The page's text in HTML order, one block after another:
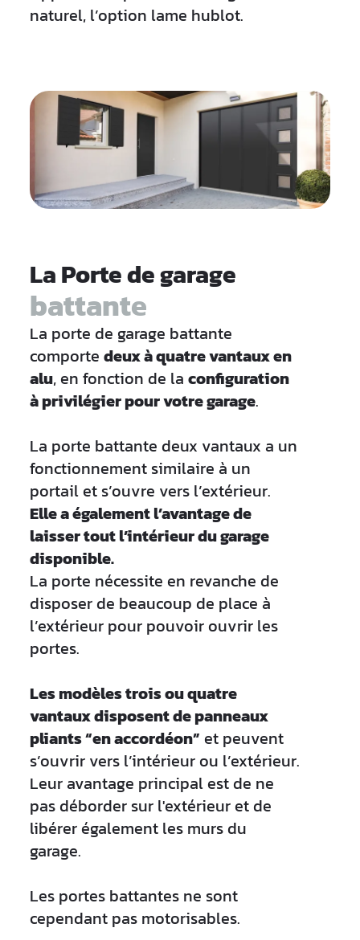
naturel, l’option lame hublot.
La Porte de garage
battante
La porte de garage battante
comporte deux à quatre vantaux en
alu, en fonction de la configuration
à privilégier pour votre garage.
La porte battante deux vantaux a un
fonctionnement similaire à un
portail et s’ouvre vers l’extérieur.
Elle a également l’avantage de
laisser tout l’intérieur du garage
disponible.
La porte nécessite en revanche de
disposer de beaucoup de place à
l’extérieur pour pouvoir ouvrir les
portes.
Les modèles trois ou quatre
vantaux disposent de panneaux
pliants “en accordéon” et peuvent
s’ouvrir vers l’intérieur ou l’extérieur.
Leur avantage principal est de ne
pas déborder sur l'extérieur et de
libérer également les murs du
garage.
Les portes battantes ne sont
cependant pas motorisables.